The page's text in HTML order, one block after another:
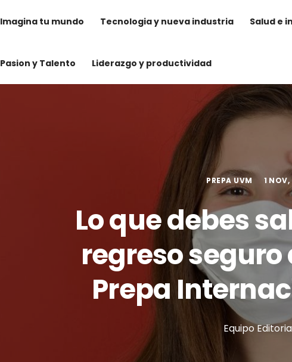
Imagina tu mundo Tecnologia y nueva industria Salud e
Pasion y Talento Liderazgo y productividad
PREPA UVM 1
Lo que debes
regreso seguro
Prepa
Equipo